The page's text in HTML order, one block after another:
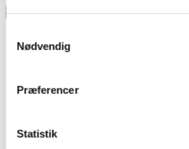
Nødvendig
Præferencer
Statistik
Bestil Fremvisning
Kombineret Køle & Frys
Kælderrum